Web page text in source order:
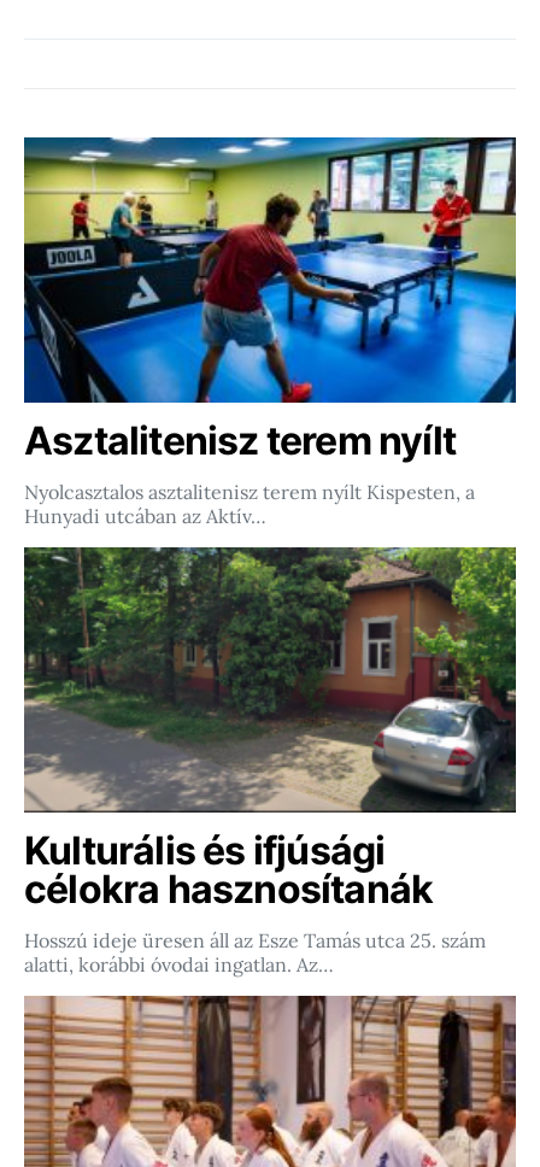
Asztalitenisz terem nyílt
Nyolcasztalos asztalitenisz terem nyílt Kispesten, a
Hunyadi utcában az Aktív…
Kulturális és ifjúsági
célokra hasznosítanák
Hosszú ideje üresen áll az Esze Tamás utca 25. szám
alatti, korábbi óvodai ingatlan. Az…